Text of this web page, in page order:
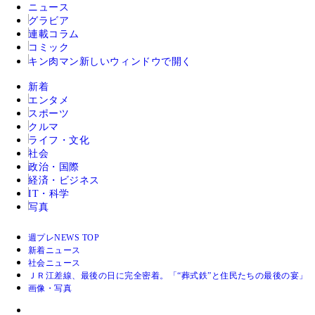
ニュース
グラビア
連載コラム
コミック
キン肉マン 新しいウィンドウで開く
新着
エンタメ
スポーツ
クルマ
ライフ・文化
社会
政治・国際
経済・ビジネス
IT・科学
写真
週プレNEWS TOP
新着ニュース
社会ニュース
ＪＲ江差線、最後の日に完全密着。「“葬式鉄”と住民たちの最後の宴」
画像・写真